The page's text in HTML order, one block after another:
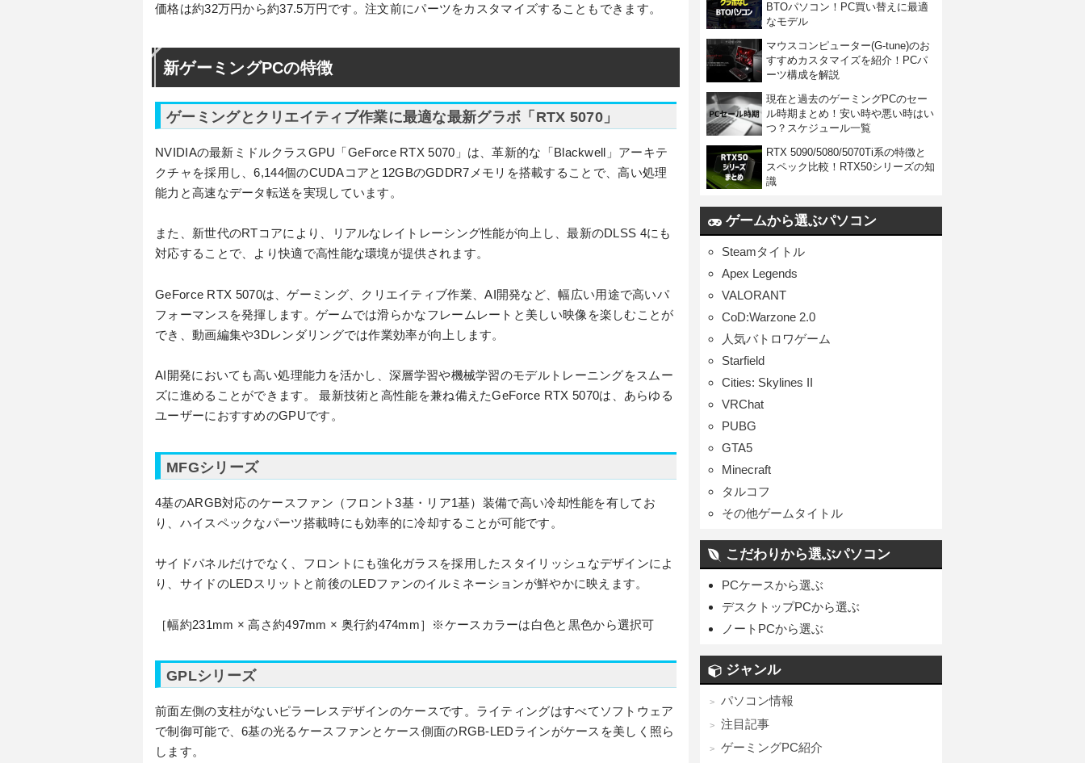
価格は約32万円から約37.5万円です。注文前にパーツをカスタマイズすることもできます。
新ゲーミングPCの特徴
ゲーミングとクリエイティブ作業に最適な最新グラボ「RTX 5070」
NVIDIAの最新ミドルクラスGPU「GeForce RTX 5070」は、革新的な「Blackwell」アーキテ
クチャを採用し、6,144個のCUDAコアと12GBのGDDR7メモリを搭載することで、高い処理
能力と高速なデータ転送を実現しています。
また、新世代のRTコアにより、リアルなレイトレーシング性能が向上し、最新のDLSS 4にも
対応することで、より快適で高性能な環境が提供されます。
GeForce RTX 5070は、ゲーミング、クリエイティブ作業、AI開発など、幅広い用途で高いパ
フォーマンスを発揮します。ゲームでは滑らかなフレームレートと美しい映像を楽しむことが
でき、動画編集や3Dレンダリングでは作業効率が向上します。
AI開発においても高い処理能力を活かし、深層学習や機械学習のモデルトレーニングをスムー
ズに進めることができます。 最新技術と高性能を兼ね備えたGeForce RTX 5070は、あらゆる
ユーザーにおすすめのGPUです。
MFGシリーズ
4基のARGB対応のケースファン（フロント3基・リア1基）装備で高い冷却性能を有してお
り、ハイスペックなパーツ搭載時にも効率的に冷却することが可能です。
サイドパネルだけでなく、フロントにも強化ガラスを採用したスタイリッシュなデザインによ
り、サイドのLEDスリットと前後のLEDファンのイルミネーションが鮮やかに映えます。
［幅約231mm × 高さ約497mm × 奥行約474mm］※ケースカラーは白色と黒色から選択可
GPLシリーズ
前面左側の支柱がないピラーレスデザインのケースです。ライティングはすべてソフトウェア
で制御可能で、6基の光るケースファンとケース側面のRGB-LEDラインがケースを美しく照ら
します。
BTOパソコン！PC買い替えに最適
なモデル
マウスコンピューター(G-tune)のお
すすめカスタマイズを紹介！PCパ
ーツ構成を解説
現在と過去のゲーミングPCのセー
ル時期まとめ！安い時や悪い時はい
つ？スケジュール一覧
RTX 5090/5080/5070Ti系の特徴と
スペック比較！RTX50シリーズの知
識
ゲームから選ぶパソコン
Steamタイトル
Apex Legends
VALORANT
CoD:Warzone 2.0
人気バトロワゲーム
Starfield
Cities: Skylines II
VRChat
PUBG
GTA5
Minecraft
タルコフ
その他ゲームタイトル
こだわりから選ぶパソコン
PCケースから選ぶ
デスクトップPCから選ぶ
ノートPCから選ぶ
ジャンル
パソコン情報
注目記事
ゲーミングPC紹介